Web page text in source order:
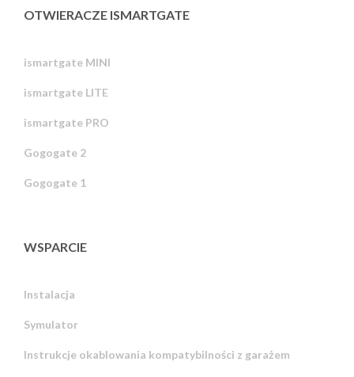
OTWIERACZE ISMARTGATE
ismartgate MINI
ismartgate LITE
ismartgate PRO
Gogogate 2
Gogogate 1
WSPARCIE
Instalacja
Symulator
Instrukcje okablowania kompatybilności z garażem